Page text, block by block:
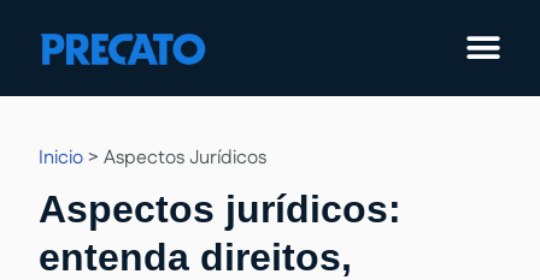
Pular
para
conteúdo
Inicio> Aspectos Jurídicos
Aspectos jurídicos:
entenda direitos,